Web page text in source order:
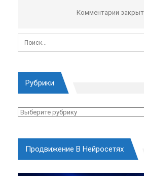
Комментарии
Рубрики
Рубрики
Продвижение В Нейросетях